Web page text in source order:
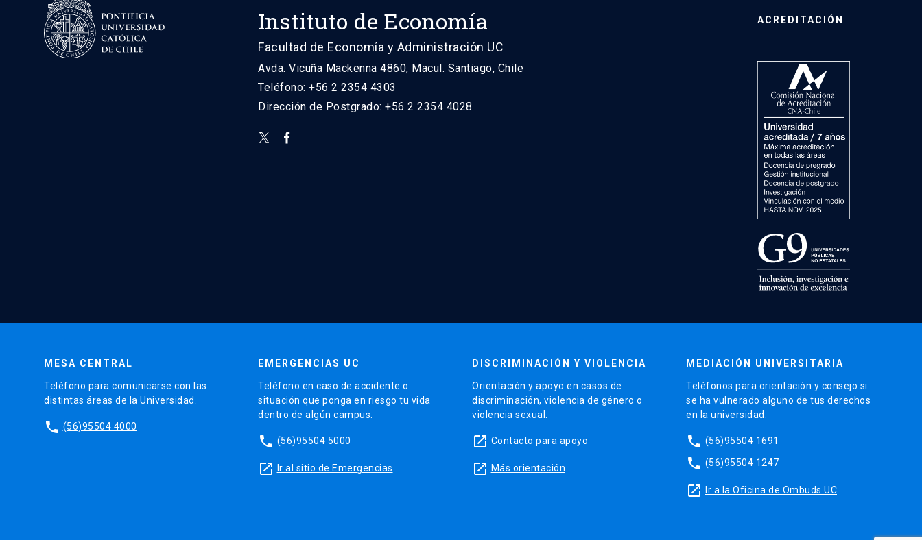
Instituto de Economía
Facultad de Economía y Administración UC
Avda. Vicuña Mackenna 4860, Macul. Santiago, Chile
Teléfono: +56 2 2354 4303
Dirección de Postgrado: +56 2 2354 4028
ACREDITACIÓN
MESA CENTRAL
Teléfono para comunicarse con las
distintas áreas de la Universidad.
phone (56)95504 4000
EMERGENCIAS UC
Teléfono en caso de accidente o
situación que ponga en riesgo tu vida
dentro de algún campus.
phone (56)95504 5000
launch Ir al sitio de Emergencias
DISCRIMINACIÓN Y VIOLENCIA
Orientación y apoyo en casos de
discriminación, violencia de género o
violencia sexual.
launch Contacto para apoyo
launch Más orientación
MEDIACIÓN UNIVERSITARIA
Teléfonos para orientación y consejo si
se ha vulnerado alguno de tus derechos
en la universidad.
phone (56)95504 1691
phone (56)95504 1247
launch Ir a la Oficina de Ombuds UC